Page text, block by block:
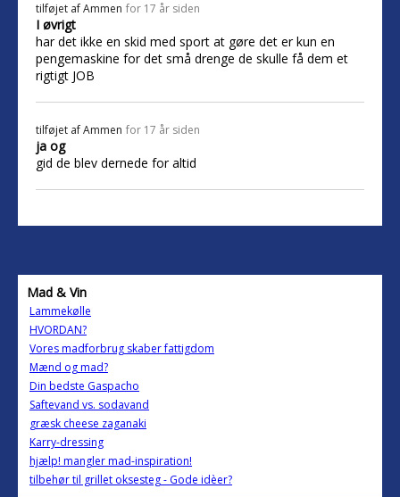
tilføjet afAmmen for 17 år siden
I øvrigt
har det ikke en skid med sport at gøre det er kun en
pengemaskine for det små drenge de skulle få dem et
rigtigt JOB
tilføjet afAmmen for 17 år siden
ja og
gid de blev dernede for altid
Mad & Vin
Lammekølle
HVORDAN?
Vores madforbrug skaber fattigdom
Mænd og mad?
Din bedste Gaspacho
Saftevand vs. sodavand
græsk cheese zaganaki
Karry-dressing
hjælp! mangler mad-inspiration!
tilbehør til grillet oksesteg - Gode idèer?